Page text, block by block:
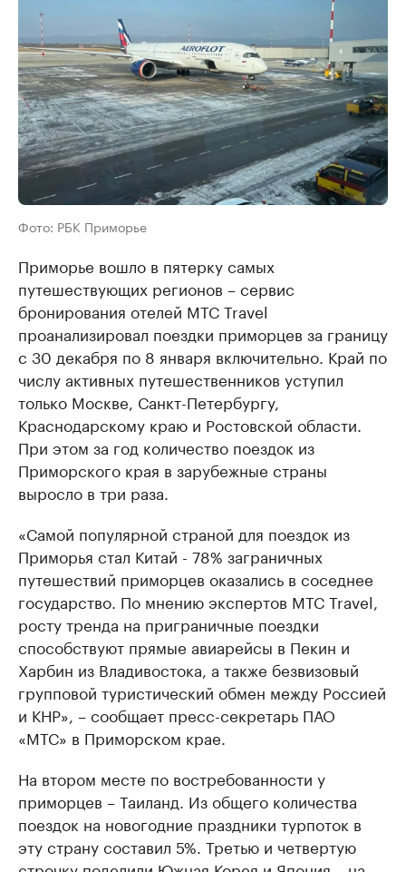
Фото: РБК Приморье
Приморье вошло в пятерку самых
путешествующих регионов – сервис
бронирования отелей МТС Travel
проанализировал поездки приморцев за границу
с 30 декабря по 8 января включительно. Край по
числу активных путешественников уступил
только Москве, Санкт-Петербургу,
Краснодарскому краю и Ростовской области.
При этом за год количество поездок из
Приморского края в зарубежные страны
выросло в три раза.
«Самой популярной страной для поездок из
Приморья стал Китай - 78% заграничных
путешествий приморцев оказались в соседнее
государство. По мнению экспертов МТС Travel,
росту тренда на приграничные поездки
способствуют прямые авиарейсы в Пекин и
Харбин из Владивостока, а также безвизовый
групповой туристический обмен между Россией
и КНР», – сообщает пресс-секретарь ПАО
«МТС» в Приморском крае.
На втором месте по востребованности у
приморцев – Таиланд. Из общего количества
поездок на новогодние праздники турпоток в
эту страну составил 5%. Третью и четвертую